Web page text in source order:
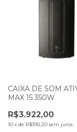
CAIXA DE SOM
MAX 15 350W
R$3.922,00
10 x de R$392,20 sem juros